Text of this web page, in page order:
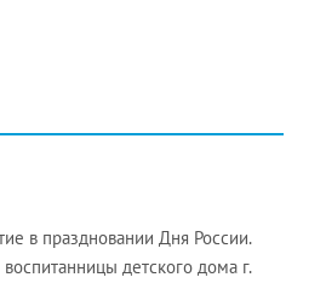
в праздновании Дня России.
детского дома г.